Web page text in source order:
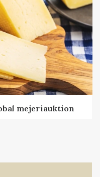
mejeriauktion